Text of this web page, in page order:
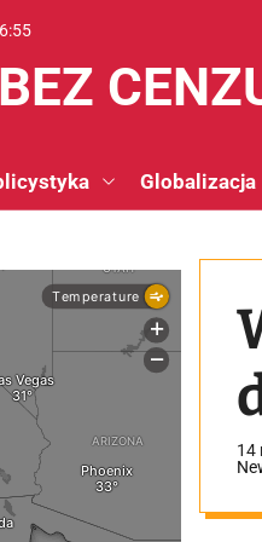
:56
Globalizacja
14